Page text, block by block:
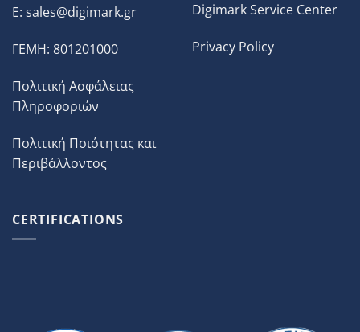
E: sales@digimark.gr
ΓΕΜΗ: 801201000
Πολιτική Ασφάλειας
Πληροφοριών
Πολιτική Ποιότητας και
Περιβάλλοντος
Digimark Service Center
Privacy Policy
CERTIFICATIONS